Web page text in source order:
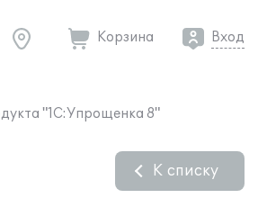
Корзина Вход
"1С:Упрощенка 8"
К списку